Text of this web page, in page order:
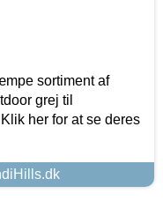
sortiment af
grej til
her for at se deres